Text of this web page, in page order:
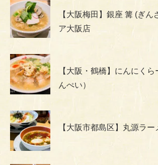
【大阪梅田】銀座 篝 (ぎん
ア大阪店
【大阪・鶴橋】にんにく
んぺい）
【大阪市都島区】丸源ラ